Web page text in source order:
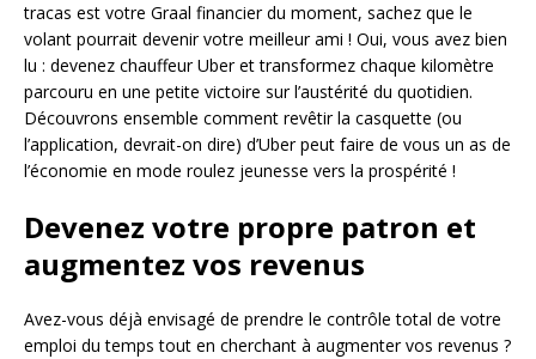
tracas est votre Graal financier du moment, sachez que le
volant pourrait devenir votre meilleur ami ! Oui, vous avez bien
lu : devenez chauffeur Uber et transformez chaque kilomètre
parcouru en une petite victoire sur l’austérité du quotidien.
Découvrons ensemble comment revêtir la casquette (ou
l’application, devrait-on dire) d’Uber peut faire de vous un as de
l’économie en mode roulez jeunesse vers la prospérité !
Devenez votre propre patron et
augmentez vos revenus
Avez-vous déjà envisagé de prendre le contrôle total de votre
emploi du temps tout en cherchant à augmenter vos revenus ?